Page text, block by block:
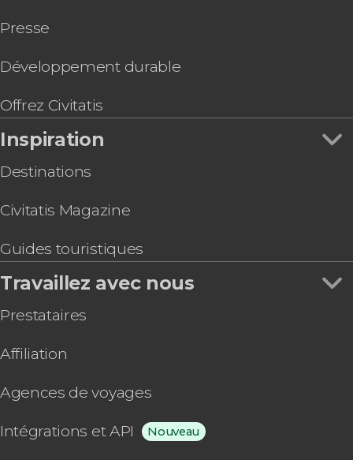
Balade à vélo dans Shanghai
2026
Croisière de nuit dans Shanghai + balade sur la
Nanjing Road
Presse
Développement durable
Offrez Civitatis
Inspiration
Destinations
Civitatis Magazine
Guides touristiques
Travaillez avec nous
Prestataires
Affiliation
Agences de voyages
Intégrations et API Nouveau